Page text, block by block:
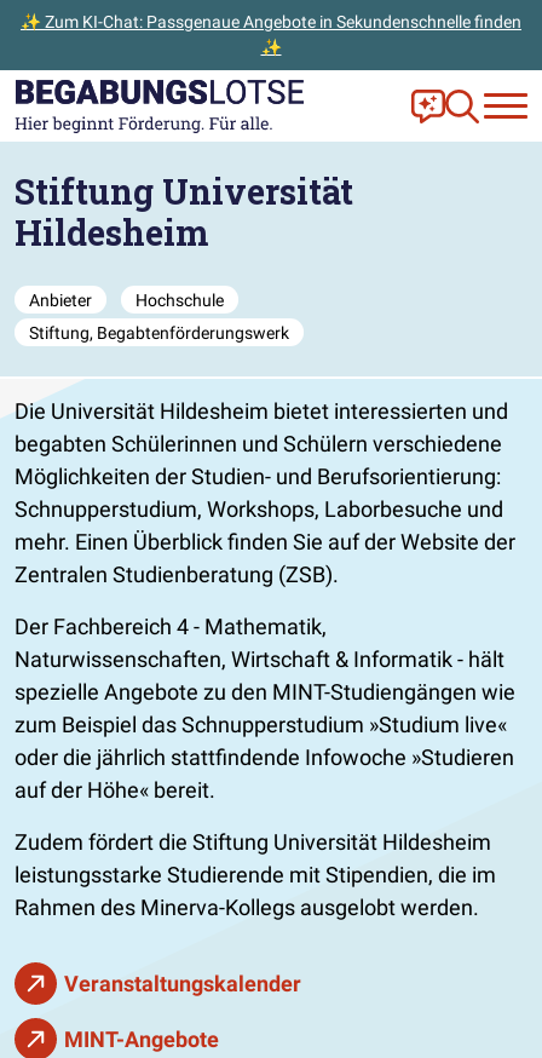
✨ Zum KI-Chat: Passgenaue Angebote in Sekundenschnelle finden
✨
Zum Hauptinhalt der Seite springen
Zur Startseite gehen Frag Ella!
Zur
Stiftung Universität
Hildesheim
Anbieter
Hochschule
Stiftung, Begabtenförderungswerk
Die Universität Hildesheim bietet interessierten und
begabten Schülerinnen und Schülern verschiedene
Möglichkeiten der Studien- und Berufsorientierung:
Schnupperstudium, Workshops, Laborbesuche und
mehr. Einen Überblick finden Sie auf der Website der
Zentralen Studienberatung (ZSB).
Der Fachbereich 4 - Mathematik,
Naturwissenschaften, Wirtschaft & Informatik - hält
spezielle Angebote zu den MINT-Studiengängen wie
zum Beispiel das Schnupperstudium
Studium live
oder die jährlich stattfindende Infowoche
Studieren
auf der Höhe
bereit.
Zudem fördert die Stiftung Universität Hildesheim
leistungsstarke Studierende mit Stipendien, die im
Rahmen des Minerva-Kollegs ausgelobt werden.
Veranstaltungskalender
MINT-Angebote